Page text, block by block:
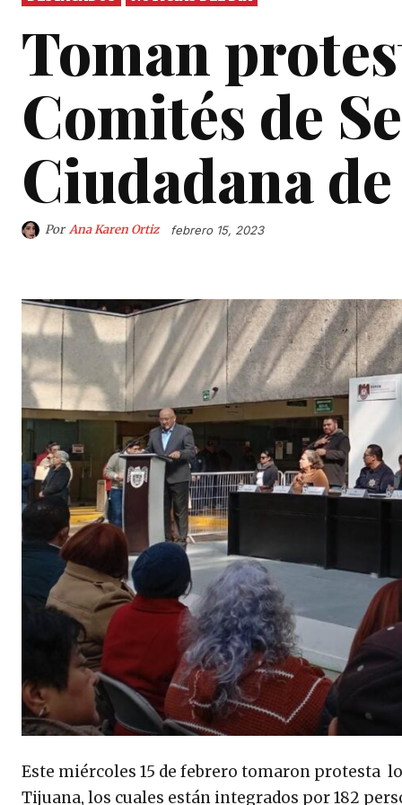
Toman
Comités de
Ciudadana
Por Ana Karen Ortiz febrero 15, 2023
Este miércoles 15 de febrero tomaron protesta
Tijuana, los cuales están integrados por 182